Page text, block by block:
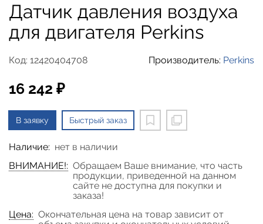
Датчик давления воздуха
для двигателя Perkins
Код: 12420404708 Производитель: Perkins
16 242 ₽
В заявку Быстрый заказ
Наличие: нет в наличии
ВНИМАНИЕ!: Обращаем Ваше внимание, что часть
продукции, приведенной на данном
сайте не доступна для покупки и
заказа!
Цена: Окончательная цена на товар зависит от